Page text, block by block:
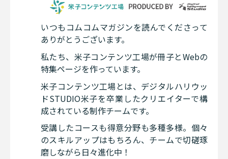
いつもコムコムマガジンを読んでくださって
ありがとうございます。
私たち、米子コンテンツ工場が冊子とWebの
特集ページを作っています。
米子コンテンツ工場とは、デジタルハリウッ
ドSTUDIO米子を卒業したクリエイターで構
成されている制作チームです。
受講したコースも得意分野も多種多様。個々
のスキルアップはもちろん、チームで切磋琢
磨しながら日々進化中！